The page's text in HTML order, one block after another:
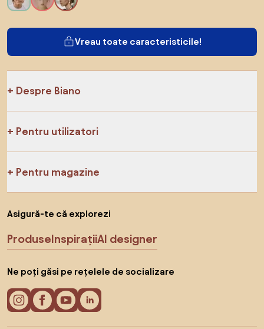
Vreau toate caracteristicile!
Despre Biano
Pentru utilizatori
Pentru magazine
Asigură-te că explorezi
ProduseInspirațiiAI designer
Ne poți găsi pe rețelele de socializare